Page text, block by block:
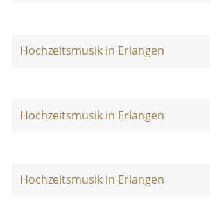
Hochzeitsmusik in Erlangen
Hochzeitsmusik in Erlangen
Hochzeitsmusik in Erlangen